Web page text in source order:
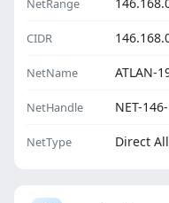
NetRange
CIDR
NetName ATLAN-
NetHandle NET-
NetType Direct